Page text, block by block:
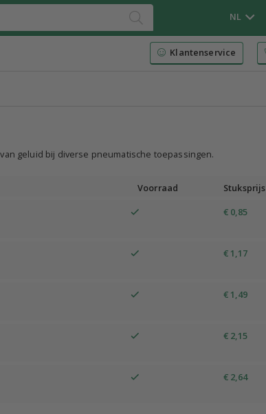
NL
Klantenservice
geluid bij diverse pneumatische toepassingen.
Voorraad Stuksprijs
€ 0,85
€ 1,17
€ 1,49
€ 2,15
€ 2,64